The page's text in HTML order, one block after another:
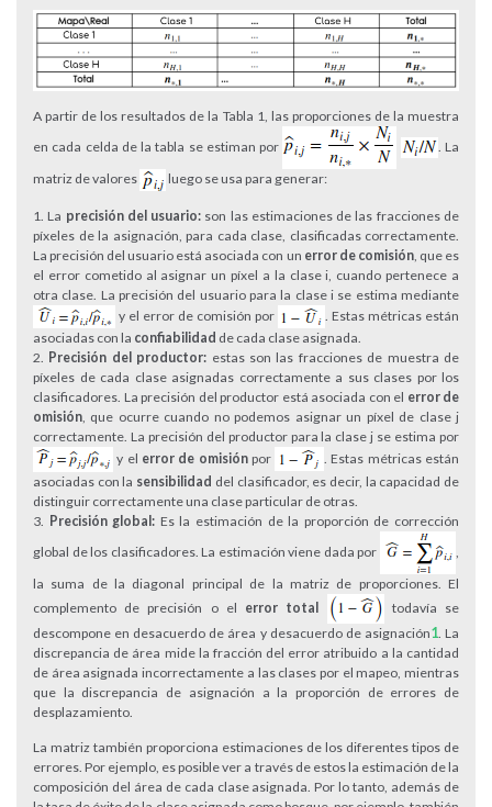
A partir de los resultados de la Tabla 1, las proporciones de la muestra
en cada celda de la tabla se estiman por
. La
matriz de valores
luego se usa para generar:
La precisión del usuario: son las estimaciones de las fracciones de
píxeles de la asignación, para cada clase, clasificadas correctamente.
La precisión del usuario está asociada con un error de comisión, que es
el error cometido al asignar un píxel a la clase i, cuando pertenece a
otra clase. La precisión del usuario para la clase i se estima mediante
y el error de comisión por
. Estas métricas están
asociadas con la confiabilidad de cada clase asignada.
Precisión del productor: estas son las fracciones de muestra de
píxeles de cada clase asignadas correctamente a sus clases por los
clasificadores. La precisión del productor está asociada con el error de
omisión , que ocurre cuando no podemos asignar un píxel de clase j
correctamente. La precisión del productor para la clase j se estima por
y el error de omisiónpor
. Estas métricas están
asociadas con la sensibilidad del clasificador, es decir, la capacidad de
distinguir correctamente una clase particular de otras.
Precisión global: Es la estimación de la proporción de corrección
global de los clasificadores. La estimación viene dada por
la suma de la diagonal principal de la matriz de proporciones. El
complemento de precisión o el error total
todavía se
descompone en desacuerdo de área y desacuerdo de asignación1. La
discrepancia de área mide la fracción del error atribuido a la cantidad
de área asignada incorrectamente a las clases por el mapeo, mientras
que la discrepancia de asignación a la proporción de errores de
desplazamiento.
La matriz también proporciona estimaciones de los diferentes tipos de
errores. Por ejemplo, es posible ver a través de estos la estimación de la
composición del área de cada clase asignada. Por lo tanto, además de